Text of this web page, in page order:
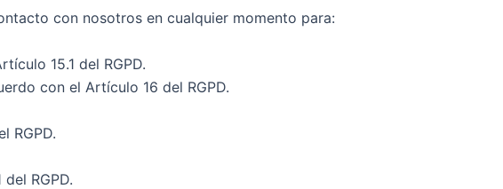
con nosotros en cualquier momento para:
15.1 del RGPD.
con el Artículo 16 del RGPD.
RGPD.
RGPD.